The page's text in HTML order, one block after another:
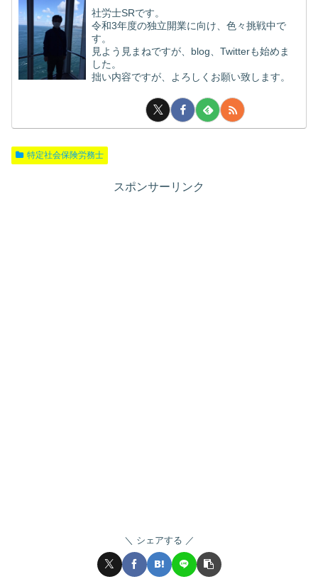
社労士SRです。
令和3年度の独立開業に向け、色々挑戦中で
す。
見よう見まねですが、blog、Twitterも始めま
した。
拙い内容ですが、よろしくお願い致します。
特定社会保険労務士
スポンサーリンク
シェアする